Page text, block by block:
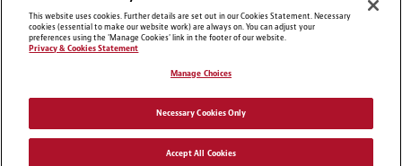
Datenschutzerklärung
This website uses cookies. Further details are set out in our Cookies Statement. Necessary
cookies (essential to make our website work) are always on. You can adjust your
preferences using the 'Manage Cookies' link in the footer of our website.
Privacy & Cookies Statement
Manage Choices
Necessary Cookies Only
Accept All Cookies